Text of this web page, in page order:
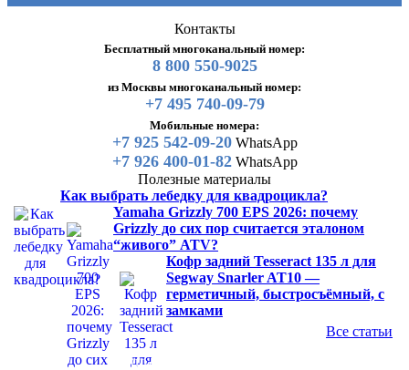
Контакты
Бесплатный многоканальный номер:
8 800 550-9025
из Москвы многоканальный номер:
+7 495 740-09-79
Мобильные номера:
+7 925 542-09-20WhatsApp
+7 926 400-01-82WhatsApp
Полезные материалы
Как выбрать лебедку для квадроцикла?
Yamaha Grizzly 700 EPS 2026: почему
Grizzly до сих пор считается эталоном
“живого” ATV?
Кофр задний Tesseract 135 л для
Segway Snarler AT10 —
герметичный, быстросъёмный, с
замками
Все статьи
Шины для квадроцикла